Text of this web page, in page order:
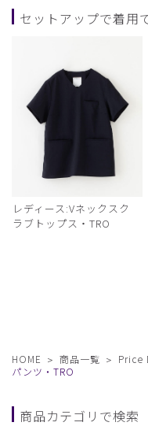
セットアップで着用
レディース:Vネックスク
ラブトップス・TRO
HOME 商品一覧 Price
パンツ・TRO
商品カテゴリで検索